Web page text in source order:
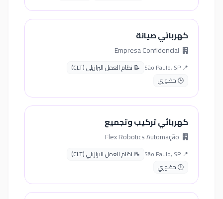
كهربائي صيانة
📍 São Paulo, SP
📝 نظام العمل البرازيلي (CLT)
🕒 حضوري
كهربائي تركيب وتجميع
📍 São Paulo, SP
📝 نظام العمل البرازيلي (CLT)
🕒 حضوري